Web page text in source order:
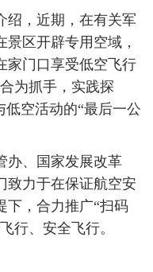
绍，近期，在有关军
区开辟专用空域，
家门口享受低空飞行
为抓手，实践探
低空活动的“最后一公
办、国家发展改革
致力于在保证航空安
下，合力推广“扫码
行、安全飞行。